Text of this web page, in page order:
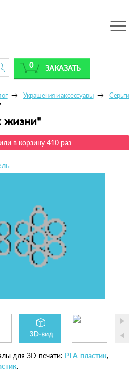
Toggle
ЗАКАЗАТЬ
0
Украшения и аксессуары
Серьги
жизни"
в корзину 410 раз
для 3D-печати: PLA-пластик,
.